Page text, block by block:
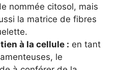
nommée citosol, mais
la matrice de fibres
à la cellule : en tant
le